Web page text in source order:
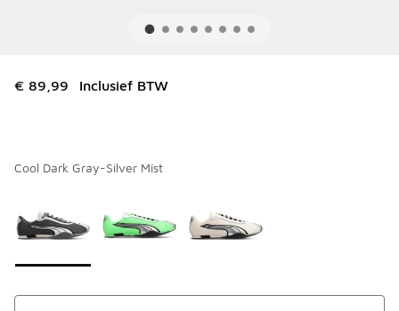
€ 89,99 Inclusief BTW
Cool Dark Gray-Silver Mist